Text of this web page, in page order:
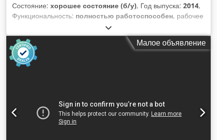
Состояние: хорошее состояние (б/у), Год выпуска: 2014,
Функциональность: полностью работоспособен, рабочее
, Компрессорная система, состоящая
из: Винтовой компрессор: Atlas Copco GA11VSD+
Холодильная сушилка: Atlas Copco FD70 Аккумулятор
давления Овамат 4 Dkedpfx Afjvu A Hdszor винтовой
компрессор с масляным впрыском с плавной регулировкой
Запусков двигателя: 267 928 Циклы нагрузки: 315 576
Малое объявление